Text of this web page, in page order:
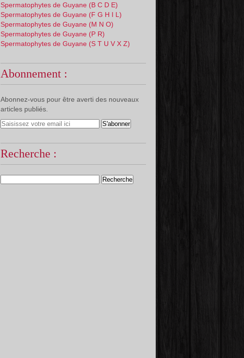
Spermatophytes de Guyane (B C D E)
Spermatophytes de Guyane (F G H I L)
Spermatophytes de Guyane (M N O)
Spermatophytes de Guyane (P R)
Spermatophytes de Guyane (S T U V X Z)
Abonnement :
Abonnez-vous pour être averti des nouveaux
articles publiés.
Recherche :